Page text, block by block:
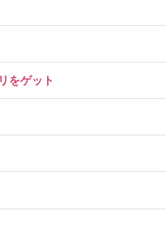
をゲット